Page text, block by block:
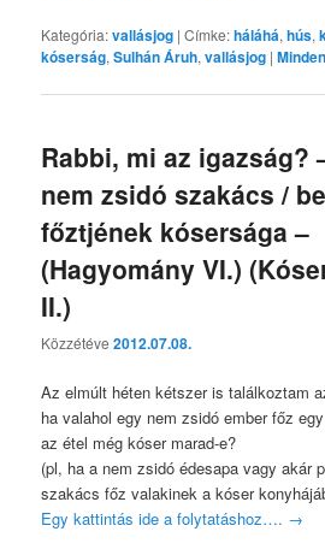
Kategória:vallásjog |Címke:háláhá,hús,
kóserság,Sulhán Áruh,vallásjog |
Rabbi, mi az igazság?
nem zsidó szakács /
főztjének kósersága –
(Hagyomány VI.)
II.)
Közzétéve2012.07.08.
Az elmúlt héten kétszer is találkoztam
ha valahol egy nem zsidó ember főz
az étel még kóser marad-e?
(pl, ha a nem zsidó édesapa vagy akár
szakács főz valakinek a kóser
Egy kattintás ide a folytatáshoz…. →